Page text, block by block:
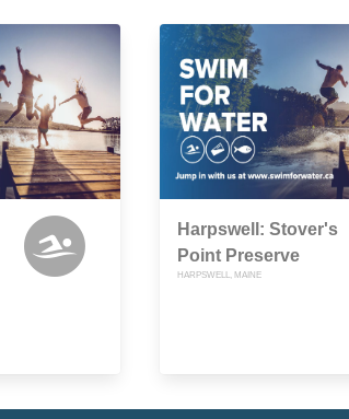
Harpswell: Stover's
Point Preserve
HARPSWELL, MAINE